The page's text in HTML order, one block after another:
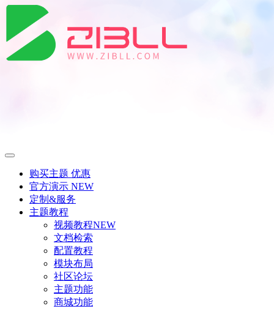
购买主题 优惠
官方演示 NEW
定制&服务
主题教程
视频教程NEW
文档检索
配置教程
模块布局
社区论坛
主题功能
商城功能